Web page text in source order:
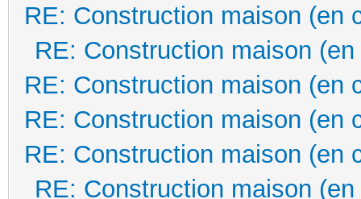
RE: Construction maison (en
RE: Construction maison
RE: Construction maison (en
RE: Construction maison (en
RE: Construction maison (en
RE: Construction maison